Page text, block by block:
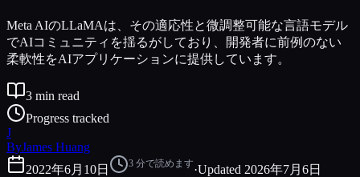
Meta AIのLLaMAは、その適応性と微調整可能な言語モデル
でAIコミュニティを揺るがしており、開発者に前例のない
柔軟性をAIアプリケーションに提供しています。
3 min read
Progress tracked
J
ByJames Huang
2022年6月10日
3 分で読めます·Updated 2026年7月6日